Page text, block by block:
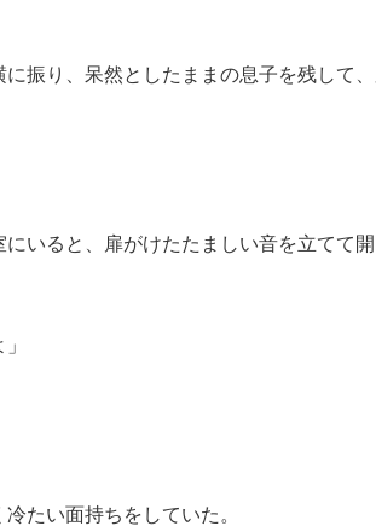
振り、呆然としたままの息子を残して
いると、扉がけたたましい音を立てて
たい面持ちをしていた。